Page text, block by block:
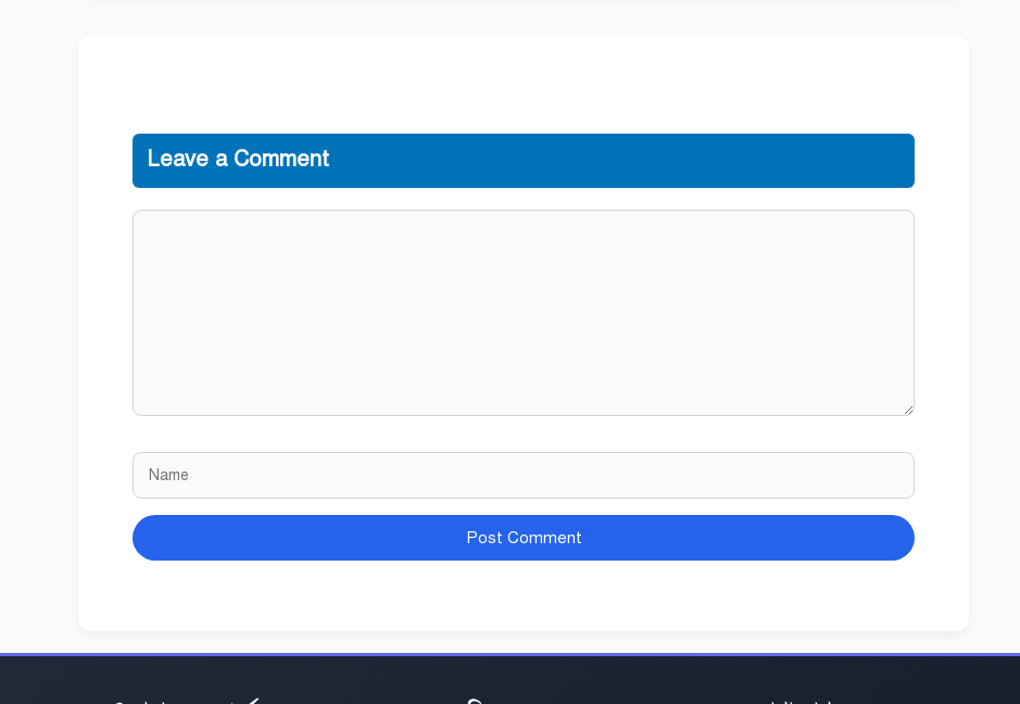
Leave a Comment
Comment
Name
Website